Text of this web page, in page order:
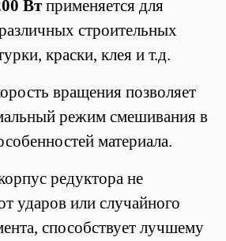
Вт применяется для
строительных
краски, клея и т.д.
вращения позволяет
режим смешивания в
материала.
редуктора не
ударов или случайного
способствует лучшему